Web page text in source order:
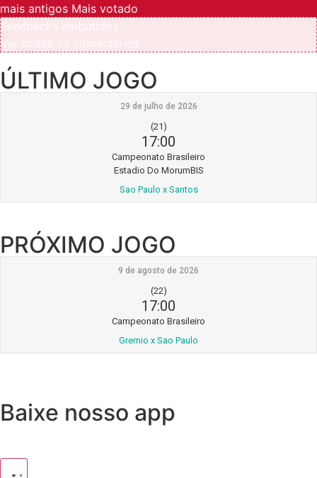
mais antigos Mais votado
ÚLTIMO JOGO
29 de julho de 2026
(21)
17:00
Campeonato Brasileiro
Estadio Do MorumBIS
Sao Paulo x Santos
PRÓXIMO JOGO
9 de agosto de 2026
(22)
17:00
Campeonato Brasileiro
Gremio x Sao Paulo
Baixe nosso app